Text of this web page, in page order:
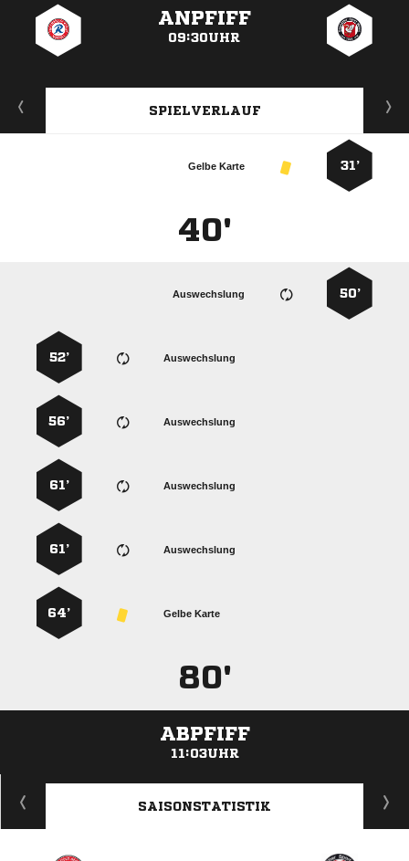
ANPFIFF
09:30UHR
SPIELVERLAUF
31’
Gelbe Karte
40'
50’
Auswechslung
Auswechslung
52’
Auswechslung
56’
Auswechslung
61’
Auswechslung
61’
Gelbe Karte
64’
80'
ABPFIFF
11:03UHR
ANZEIGE
SAISONSTATISTIK